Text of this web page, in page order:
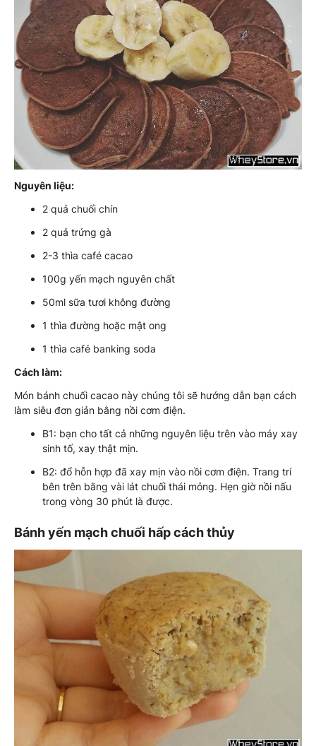
Nguyên liệu:
2 quả chuối chín
2 quả trứng gà
2-3 thìa café cacao
100g yến mạch nguyên chất
50ml sữa tươi không đường
1 thìa đường hoặc mật ong
1 thìa café banking soda
Cách làm:
Món bánh chuối cacao này chúng tôi sẽ hướng dẫn bạn cách
làm siêu đơn giản bằng nồi cơm điện.
B1: bạn cho tất cả những nguyên liệu trên vào máy xay
sinh tố, xay thật mịn.
B2: đổ hỗn hợp đã xay mịn vào nồi cơm điện. Trang trí
bên trên bằng vài lát chuối thái mỏng. Hẹn giờ nồi nấu
trong vòng 30 phút là được.
Bánh yến mạch chuối hấp cách thủy